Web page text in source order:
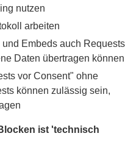
nutzen
arbeiten
Embeds auch Requests
Daten übertragen können
vor Consent" ohne
können zulässig sein,
ist 'technisch